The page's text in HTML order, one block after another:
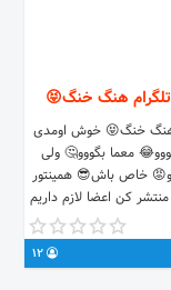
هنگ خنگ😝
خنگ😝 خوش اومدی
معما بگووو🤔 ولی
خاص باش😎 همینتور
منتشر کن اعضا لازم داریم
و پیشنهادات شما
هستم ⬅↙ @AmuorBanoO
https://t.me/joinchat/